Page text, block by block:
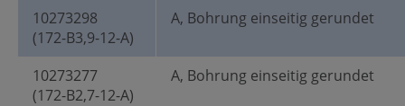
10273298
(172-B3,9-12-A)
A, Bohrung einseitig gerundet
10273277
(172-B2,7-12-A)
A, Bohrung einseitig gerundet